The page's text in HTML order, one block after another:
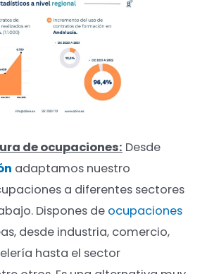
de ocupaciones: Desde
adaptamos nuestro
a diferentes sectores
Dispones de ocupaciones
desde industria, comercio,
hasta el sector